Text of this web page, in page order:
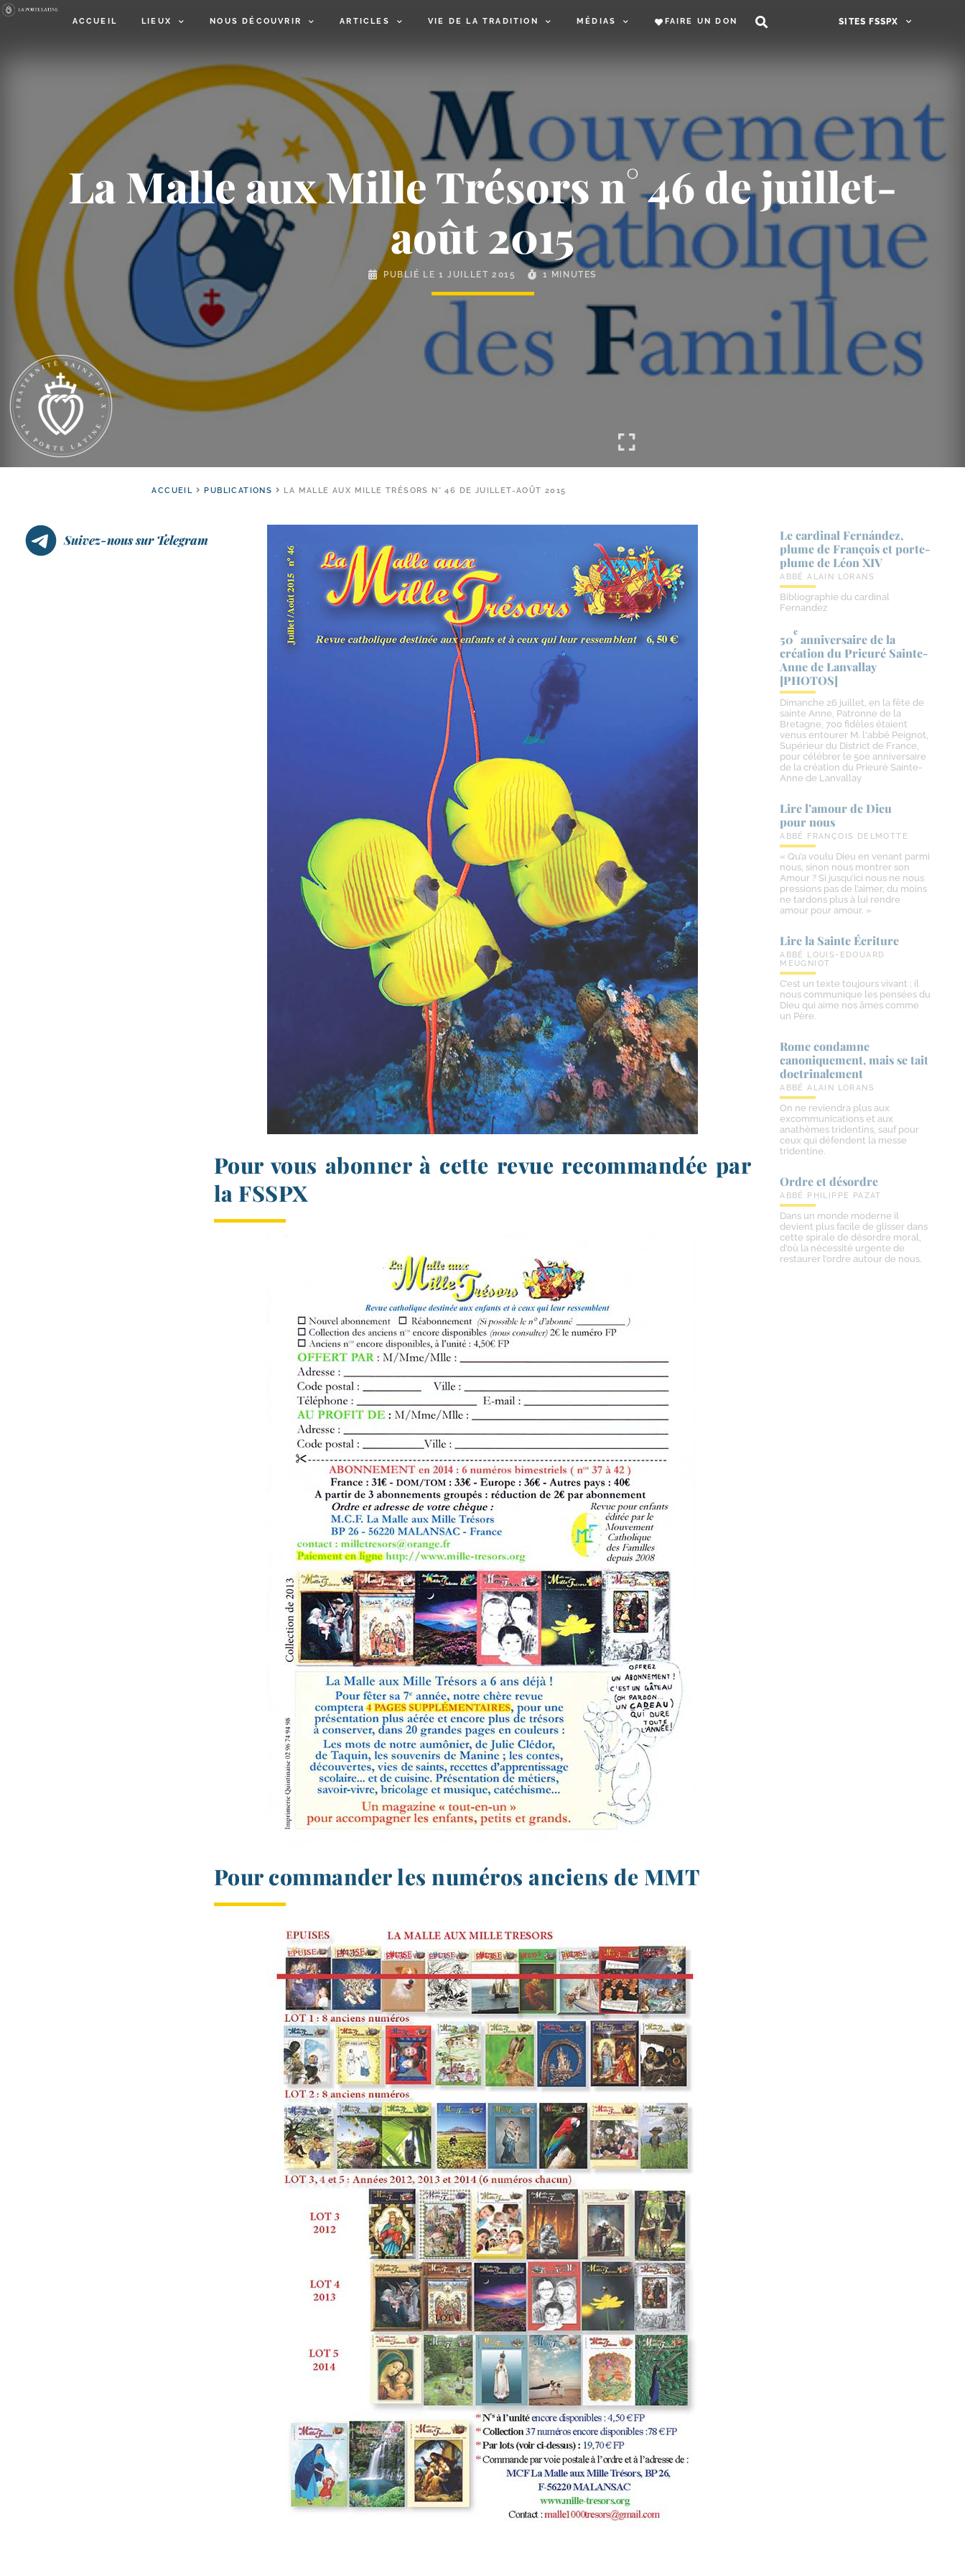
ACCUEIL LIEUX NOUS DÉCOUVRIR ARTICLES VIE DE LA TRADITION MÉDIAS FAIRE UN DON SITES FSSPX
La Malle aux Mille Trésors n° 46 de juillet-​
août 2015
PUBLIÉ LE1 JUILLET 2015 1 MINUTES
ACCUEIL PUBLICATIONS LA MALLE AUX MILLE TRÉSORS N° 46 DE JUILLET-AOÛT 2015
Suivez-nous sur Telegram
Pour vous abonner à cette revue recommandée par
la FSSPX
Pour commander les numéros anciens de MMT
Le cardinal Fernández,
plume de François et porte-​
plume de Léon XIV
ABBÉ ALAIN LORANS
Bibliographie du cardinal
Fernandez
50
e
anniversaire de la
création du Prieuré Sainte-​
Anne de Lanvallay
[PHOTOS]
Dimanche 26 juillet, en la fête de
sainte Anne, Patronne de la
Bretagne, 700 fidèles étaient
venus entourer M. l'abbé Peignot,
Supérieur du District de France,
pour célébrer le 50e anniversaire
de la création du Prieuré Sainte-
Anne de Lanvallay
Lire l’amour de Dieu
pour nous
ABBÉ FRANÇOIS DELMOTTE
« Qu’a voulu Dieu en venant parmi
nous, sinon nous montrer son
Amour ? Si jusqu’ici nous ne nous
pressions pas de l’aimer, du moins
ne tardons plus à lui rendre
amour pour amour. »
Lire la Sainte Écriture
ABBÉ LOUIS-EDOUARD
MEUGNIOT
C’est un texte toujours vivant ; il
nous communique les pensées du
Dieu qui aime nos âmes comme
un Père.
Rome condamne
canoniquement, mais se tait
doctrinalement
ABBÉ ALAIN LORANS
On ne reviendra plus aux
excommunications et aux
anathèmes tridentins, sauf pour
ceux qui défendent la messe
tridentine.
Ordre et désordre
ABBÉ PHILIPPE PAZAT
Dans un monde moderne il
devient plus facile de glisser dans
cette spirale de désordre moral,
d’où la nécessité urgente de
restaurer l’ordre autour de nous.